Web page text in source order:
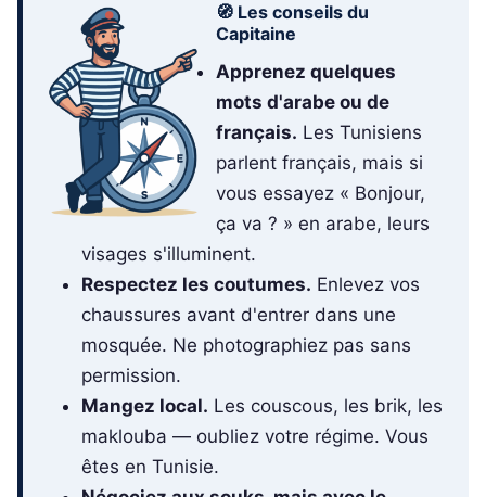
🧭 Les conseils du
Capitaine
Apprenez quelques
mots d'arabe ou de
français. Les Tunisiens
parlent français, mais si
vous essayez « Bonjour,
ça va ? » en arabe, leurs
visages s'illuminent.
Respectez les coutumes. Enlevez vos
chaussures avant d'entrer dans une
mosquée. Ne photographiez pas sans
permission.
Mangez local. Les couscous, les brik, les
maklouba — oubliez votre régime. Vous
êtes en Tunisie.